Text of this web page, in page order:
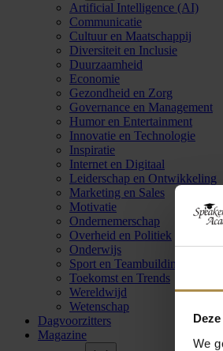
We
Artificial Intelligence (AI)
Communicatie
Cultuur en Maatschappij
Diversiteit en Inclusie
Duurzaamheid
Economie
Gezondheid en Zorg
Governance en Management
Humor en Entertainment
Innovatie en Technologie
Inspiratie
Internet en Digitaal
Leiderschap en Ontwikkeling
Marketing en Sales
Motivatie
Ondernemerschap
Overheid en Politiek
Onderwijs
Sport en Teambuilding
Toekomst en Trends
Wereldwijd
Wetenschap
Dagvoorzitters
Magazine